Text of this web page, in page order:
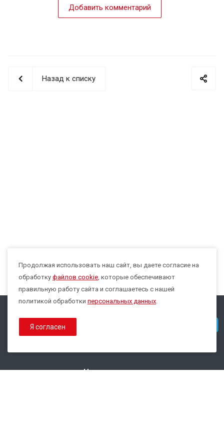
Добавить комментарий
Назад к списку
Max
Продолжая использовать наш сайт, вы даете согласие на
обработку файлов cookie, которые обеспечивают
правильную работу сайта и соглашаетесь с нашей
политикой обработки персональных данных.
Я согласен
© 2026 Все права защищены.
Наши контакты